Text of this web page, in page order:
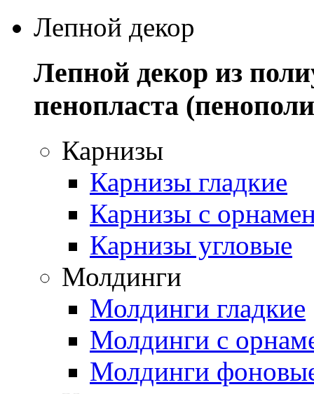
Лепной декор
Лепной декор из
пенопласта
Карнизы
Карнизы гладкие
Карнизы с
Карнизы угловые
Молдинги
Молдинги гладкие
Молдинги с
Молдинги